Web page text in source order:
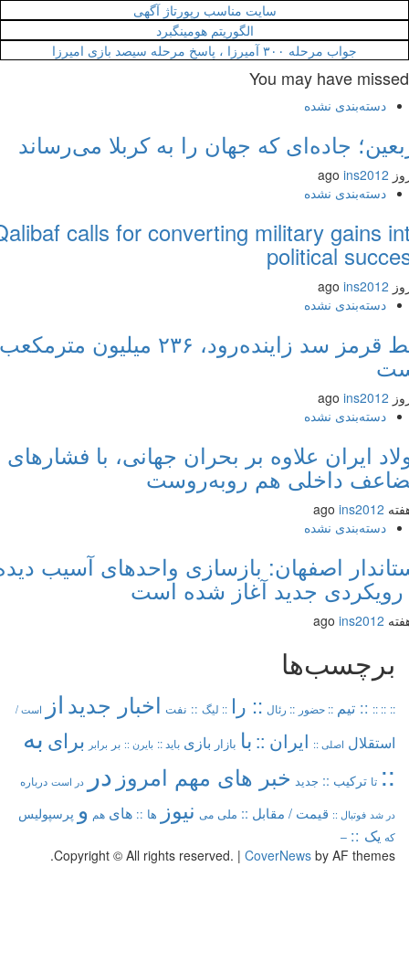
سایت مناسب رپورتاژ آگهی
الگوریتم هومینگبرد
جواب مرحله ۳۰۰ آمیرزا ، پاسخ مرحله سیصد بازی امیرزا
You may have
دسته‌بندی نشده
جاده‌ای که جهان را به کربلا می‌رساند
ins2012
دسته‌بندی نشده
Qalibaf calls for converting military gains
political
ins2012
دسته‌بندی نشده
خط قرمز سد زاینده‌رود، ۲۳۶ میلیون مترمکعب
ins2012
دسته‌بندی نشده
ایران علاوه بر بحران جهانی، با فشارهای
داخلی هم روبه‌روست
ins2012
دسته‌بندی نشده
اصفهان: بازسازی واحدهای آسیب دیده
جدید آغاز شده است
ins2012
برچسب‌ها
:: :: :: تیم :: حضور :: رئال :: را :: لیگ :: نفت اخبار جدیداز است /
استقلال اصلی :: ایران :: با بازار بازی باید :: بایرن :: بر برابر برایبه
تا ترکیب :: جدید خبر های مهم امروزدر در است درباره
در شد فوتبال :: قیمت /مقابل :: ملی می نیوز ها :: های هم و پرسپولیس
یک :: –
Copyright © All rights reserved.|CoverNewsby AF themes.